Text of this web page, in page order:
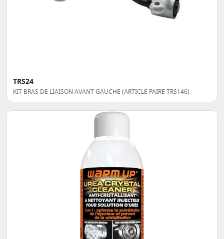
TRS24
KIT BRAS DE LIAISON AVANT GAUCHE (ARTICLE PAIRE TRS146)